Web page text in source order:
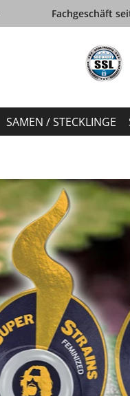
Fachgeschäft
SAMEN / STECKLINGE